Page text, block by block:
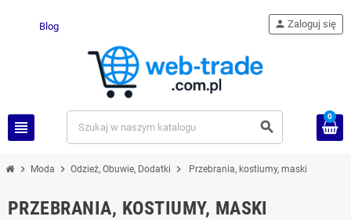
Blog
view_headline search
person Zaloguj się
0
chevron_right Moda chevron_right Odzież, Obuwie, Dodatki chevron_right Przebrania, kostiumy, maski
PRZEBRANIA, KOSTIUMY, MASKI